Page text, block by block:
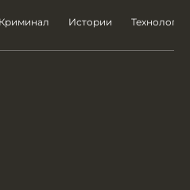
Криминал Истории Технологии